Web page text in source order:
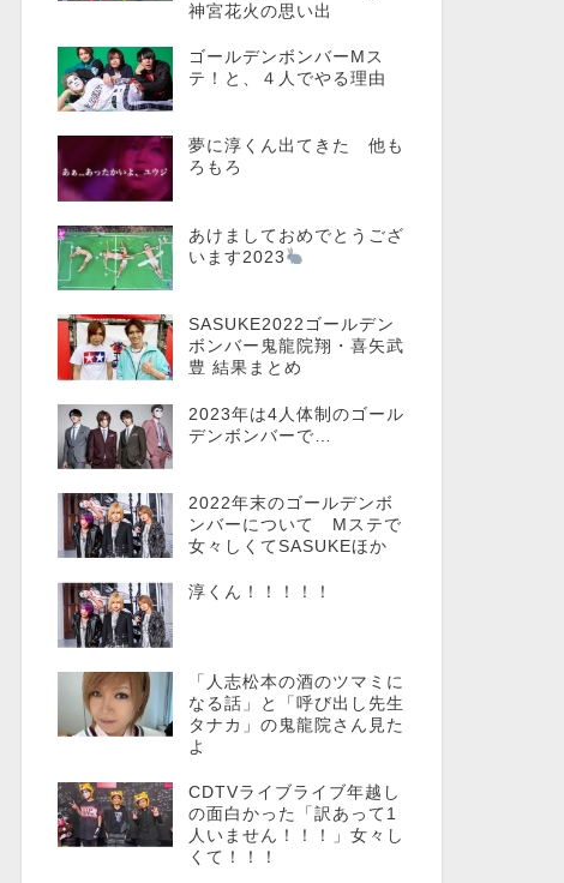
神宮花火の思い出
ゴールデンボンバーMス
テ！と、４人でやる理由
夢に淳くん出てきた 他も
ろもろ
あけましておめでとうござ
います2023
SASUKE2022ゴールデン
ボンバー鬼龍院翔・喜矢武
豊 結果まとめ
2023年は4人体制のゴール
デンボンバーで…
2022年末のゴールデンボ
ンバーについて Mステで
女々しくてSASUKEほか
淳くん！！！！！
「人志松本の酒のツマミに
なる話」と「呼び出し先生
タナカ」の鬼龍院さん見た
よ
CDTVライブライブ年越し
の面白かった「訳あって1
人いません！！！」女々し
くて！！！